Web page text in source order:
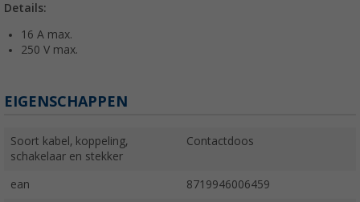
Details:
16 A max.
250 V max.
EIGENSCHAPPEN
Soort kabel, koppeling,
schakelaar en stekker
Contactdoos
ean 8719946006459